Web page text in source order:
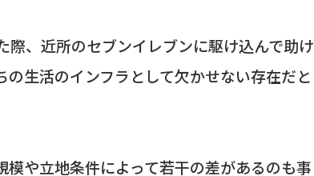
、近所のセブンイレブンに駆け込んで助け
生活のインフラとして欠かせない存在だと
や立地条件によって若干の差があるのも事